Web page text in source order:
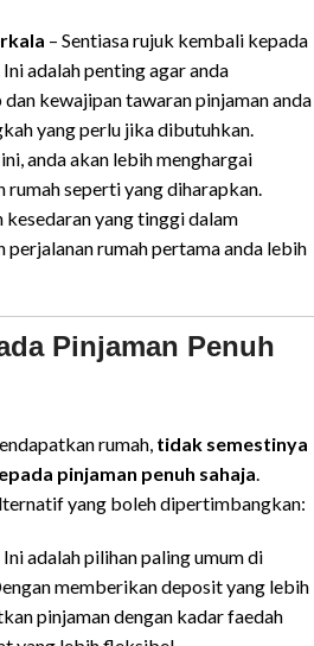
– Sentiasa rujuk kembali kepada
adalah penting agar anda
kewajipan tawaran pinjaman anda
yang perlu jika dibutuhkan.
anda akan lebih menghargai
rumah seperti yang diharapkan.
kesedaran yang tinggi dalam
perjalanan rumah pertama anda lebih
Pinjaman Penuh
rumah, tidak semestinya
pinjaman penuh sahaja
yang boleh dipertimbangkan:
Ini adalah pilihan paling umum di
memberikan deposit yang lebih
pinjaman dengan kadar faedah